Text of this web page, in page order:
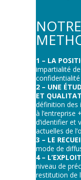
NOTRE
1 – LA
impartialité
2 – UNE
ET
définition des
à l’entreprise
d’identifier et
actuelles de
3 – LE
mode de
4 –
niveau de
restitution de